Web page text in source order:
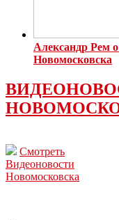
Александр Рем
Новомосковска
Смотреть
Видеоновости
Новомосковска